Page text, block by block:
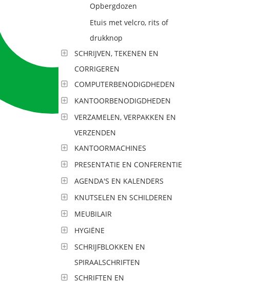
Opbergdozen
Etuis met velcro, rits of
drukknop
SCHRIJVEN, TEKENEN EN
CORRIGEREN
COMPUTERBENODIGDHEDEN
KANTOORBENODIGDHEDEN
VERZAMELEN, VERPAKKEN EN
VERZENDEN
KANTOORMACHINES
PRESENTATIE EN CONFERENTIE
AGENDA'S EN KALENDERS
KNUTSELEN EN SCHILDEREN
MEUBILAIR
HYGIËNE
SCHRIJFBLOKKEN EN
SPIRAALSCHRIFTEN
SCHRIFTEN EN